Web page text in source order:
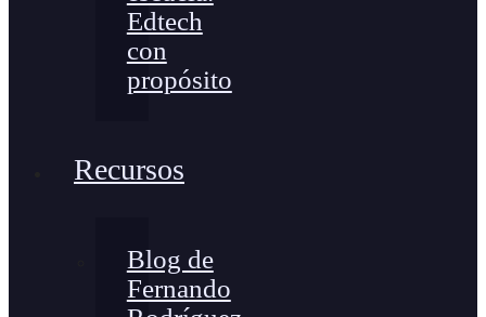
Edtech
con
propósito
Recursos
Blog de
Fernando